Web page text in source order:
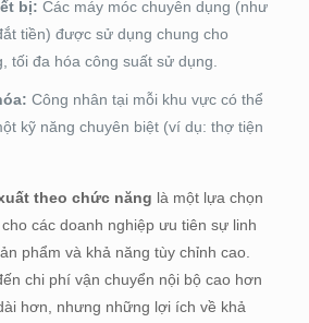
bị: Các máy móc chuyên dụng (như
tiền) được sử dụng chung cho
tối đa hóa công suất sử dụng.
Công nhân tại mỗi khu vực có thể
kỹ năng chuyên biệt (ví dụ: thợ tiện
theo chức năng là một lựa chọn
các doanh nghiệp ưu tiên sự linh
phẩm và khả năng tùy chỉnh cao.
chi phí vận chuyển nội bộ cao hơn
hơn, nhưng những lợi ích về khả